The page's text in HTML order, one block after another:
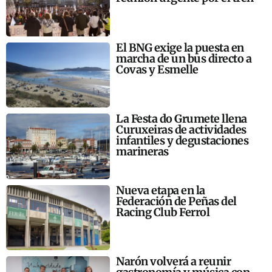
El BNG exige la puesta en
marcha de un bus directo a
Covas y Esmelle
La Festa do Grumete llena
Curuxeiras de actividades
infantiles y degustaciones
marineras
Nueva etapa en la
Federación de Peñas del
Racing Club Ferrol
Narón volverá a reunir